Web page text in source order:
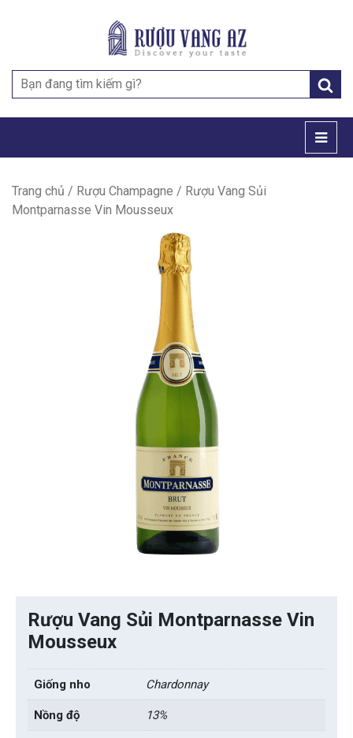
Search
for:
Trang chủ / Rượu Champagne / Rượu Vang Sủi
Montparnasse Vin Mousseux
Rượu Vang Sủi Montparnasse Vin
Mousseux
Giống nho Chardonnay
Nồng độ 13%